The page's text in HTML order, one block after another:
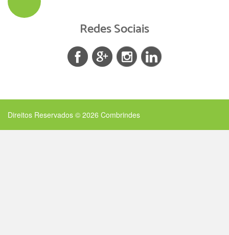
Redes Sociais
Direitos Reservados © 2026 Combrindes